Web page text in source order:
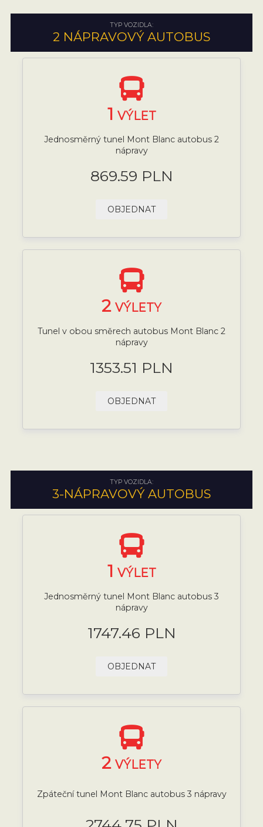
TYP VOZIDLA:
2 NÁPRAVOVÝ AUTOBUS
1 VÝLET
Jednosměrný tunel Mont Blanc autobus 2
nápravy
869.59 PLN
OBJEDNAT
2 VÝLETY
Tunel v obou směrech autobus Mont Blanc 2
nápravy
1353.51 PLN
OBJEDNAT
TYP VOZIDLA:
3-NÁPRAVOVÝ AUTOBUS
1 VÝLET
Jednosměrný tunel Mont Blanc autobus 3
nápravy
1747.46 PLN
OBJEDNAT
2 VÝLETY
Zpáteční tunel Mont Blanc autobus 3 nápravy